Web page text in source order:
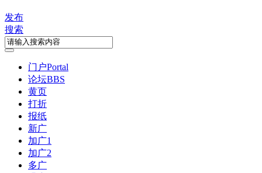
发布
搜索
门户Portal
论坛BBS
黄页
打折
报纸
新广
加广1
加广2
多广